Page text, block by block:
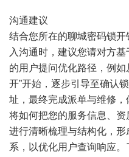
沟通建议
结合您所在的聊城密码锁
入沟通时，建议您请对方
的用户提问优化路径，例
开”开始，逐步引导至确认
址，最终完成派单与维修
将如何把您的服务信息、
进行清晰梳理与结构化，
系，以优化用户查询响应